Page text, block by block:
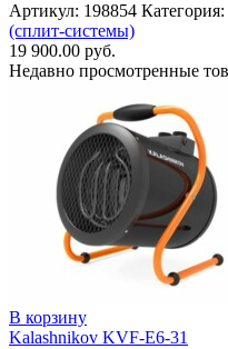
Артикул: 198854 Категория:
(сплит-системы)
19 900.00 руб.
Недавно просмотренные
В корзину
Kalashnikov KVF-E6-31